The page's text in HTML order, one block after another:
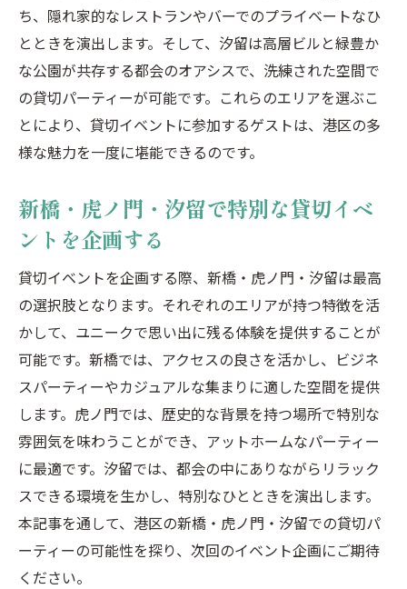
ち、隠れ家的なレストランやバーでのプライベートなひ
とときを演出します。そして、汐留は高層ビルと緑豊か
な公園が共存する都会のオアシスで、洗練された空間で
の貸切パーティーが可能です。これらのエリアを選ぶこ
とにより、貸切イベントに参加するゲストは、港区の多
様な魅力を一度に堪能できるのです。
新橋・虎ノ門・汐留で特別な貸切イベ
ントを企画する
貸切イベントを企画する際、新橋・虎ノ門・汐留は最高
の選択肢となります。それぞれのエリアが持つ特徴を活
かして、ユニークで思い出に残る体験を提供することが
可能です。新橋では、アクセスの良さを活かし、ビジネ
スパーティーやカジュアルな集まりに適した空間を提供
します。虎ノ門では、歴史的な背景を持つ場所で特別な
雰囲気を味わうことができ、アットホームなパーティー
に最適です。汐留では、都会の中にありながらリラック
スできる環境を生かし、特別なひとときを演出します。
本記事を通して、港区の新橋・虎ノ門・汐留での貸切パ
ーティーの可能性を探り、次回のイベント企画にご期待
ください。